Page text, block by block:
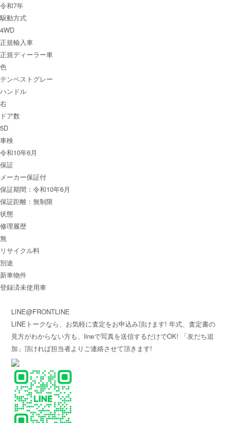
令和7年
駆動方式
4WD
正規輸入車
正規ディーラー車
色
テンペストグレー
ハンドル
右
ドア数
5D
車検
令和10年6月
保証
メーカー保証付
保証期間：令和10年6月
保証距離：無制限
状態
修理履歴
無
リサイクル料
別途
新車物件
登録済未使用車
LINE@FRONTLINE
LINEトークなら、お気軽に査定をお申込み頂けます! 年式、査定書の
見方がわからない方も、lineで写真を送信するだけでOK! 「友だち追
加」頂ければ担当者よりご連絡させて頂きます!